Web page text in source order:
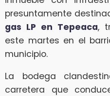
presuntamente
gas LP en Tepeaca,
este martes en el
municipio.
La bodega
carretera que